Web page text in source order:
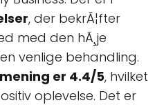
, der bekrÃ¦fter
med den hÃ¸je
venlige behandling.
er 4.4/5, hvilket
oplevelse. Det er